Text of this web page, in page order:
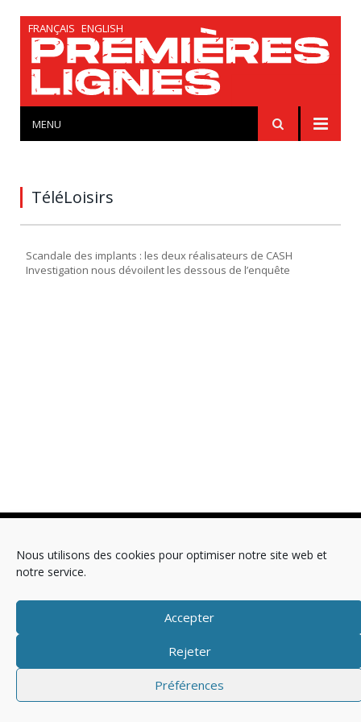
Nous utilisons des cookies pour optimiser notre site web et
notre service.
Accepter
Rejeter
Préférences
FRANÇAIS ENGLISH
MENU
TéléLoisirs
Scandale des implants : les deux réalisateurs de CASH
Investigation nous dévoilent les dessous de l’enquête
Mentions légales